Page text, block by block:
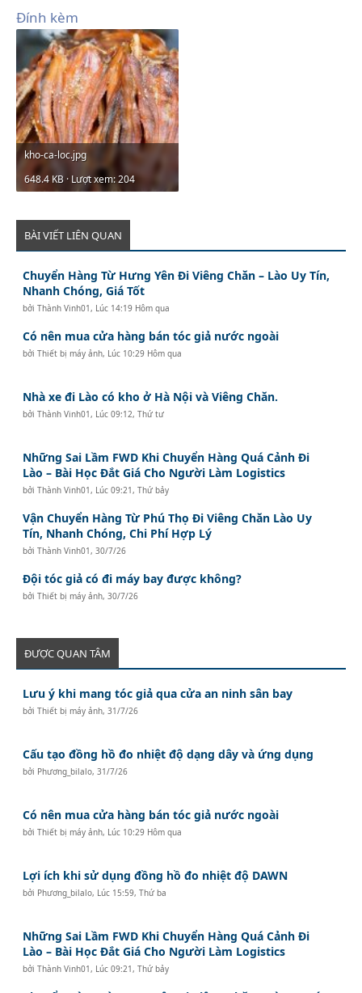
Đính kèm
kho-ca-loc.jpg
648.4 KB · Lượt xem: 204
BÀI VIẾT LIÊN QUAN
Chuyển Hàng Từ Hưng Yên Đi Viêng Chăn – Lào Uy Tín,
Nhanh Chóng, Giá Tốt
bởiThành Vinh01, Lúc 14:19 Hôm qua
Có nên mua cửa hàng bán tóc giả nước ngoài
bởiThiết bị máy ảnh, Lúc 10:29 Hôm qua
Nhà xe đi Lào có kho ở Hà Nội và Viêng Chăn.
bởiThành Vinh01, Lúc 09:12, Thứ tư
Những Sai Lầm FWD Khi Chuyển Hàng Quá Cảnh Đi
Lào – Bài Học Đắt Giá Cho Người Làm Logistics
bởiThành Vinh01, Lúc 09:21, Thứ bảy
Vận Chuyển Hàng Từ Phú Thọ Đi Viêng Chăn Lào Uy
Tín, Nhanh Chóng, Chi Phí Hợp Lý
bởiThành Vinh01,30/7/26
Đội tóc giả có đi máy bay được không?
bởiThiết bị máy ảnh,30/7/26
ĐƯỢC QUAN TÂM
Lưu ý khi mang tóc giả qua cửa an ninh sân bay
bởiThiết bị máy ảnh,31/7/26
Cấu tạo đồng hồ đo nhiệt độ dạng dây và ứng dụng
bởi Phương_bilalo,31/7/26
Có nên mua cửa hàng bán tóc giả nước ngoài
bởiThiết bị máy ảnh, Lúc 10:29 Hôm qua
Lợi ích khi sử dụng đồng hồ đo nhiệt độ DAWN
bởi Phương_bilalo, Lúc 15:59, Thứ ba
Những Sai Lầm FWD Khi Chuyển Hàng Quá Cảnh Đi
Lào – Bài Học Đắt Giá Cho Người Làm Logistics
bởiThành Vinh01, Lúc 09:21, Thứ bảy